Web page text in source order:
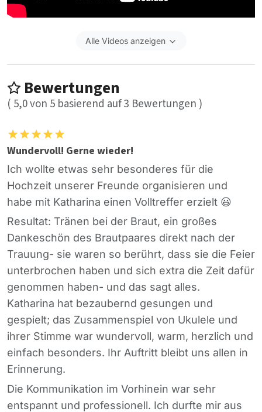
Alle Videos anzeigen
Bewertungen
( 5,0von 5 basierend auf3 Bewertungen )
Wundervoll! Gerne wieder!
Ich wollte etwas sehr besonderes für die
Hochzeit unserer Freunde organisieren und
habe mit Katharina einen Volltreffer erzielt 😃
Resultat: Tränen bei der Braut, ein großes
Dankeschön des Brautpaares direkt nach der
Trauung- sie waren so berührt, dass sie die Feier
unterbrochen haben und sich extra die Zeit dafür
genommen haben- und das sagt alles.
Katharina hat bezaubernd gesungen und
gespielt; das Zusammenspiel von Ukulele und
ihrer Stimme war wundervoll, warm, herzlich und
einfach besonders. Ihr Auftritt bleibt uns allen in
Erinnerung.
Die Kommunikation im Vorhinein war sehr
entspannt und professionell. Ich durfte mir aus